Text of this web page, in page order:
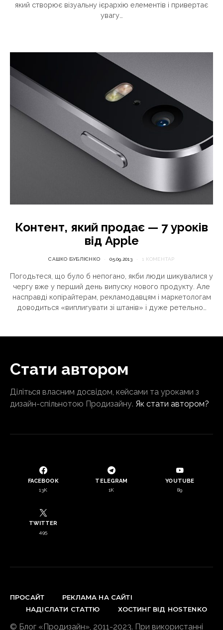
який створює візуальну ієрархію елементів і привертає
увагу…
Контент, який продає — 7 уроків
від Apple
САШКО БУБЛІЄНКО 05.09.2013 1 КОМЕНТАР
Погодьтеся, що було б непогано, якби люди шикувалися у
чергу вже у перший день випуску нового продукту. Але
насправді копірайтерам, рекламодавцям і маркетологам
доводиться «виплигувати зі штанів» і дуже ретельно…
Стати автором
Діліться власним досвідом, кейсами та уроками з
дизайн-спільнотою Продизайну. Як стати автором?
FACEBOOK
13K
TELEGRAM
1K
YOUTUBE
89
TWITTER
495
ПРОСАЙТ
РЕКЛАМА НА САЙТІ
НАДІСЛАТИ СТАТТЮ
ХОСТИНГ ВІД HOSTENKO
© Блог «Продизайн», 2011-2023. При використанні